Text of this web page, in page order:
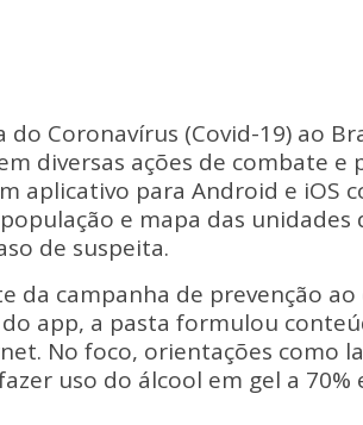
Coronavírus (Covid-19) ao
diversas ações de combate e
aplicativo para Android e iOS
e mapa das unidades
de suspeita.
da campanha de prevenção
app, a pasta formulou
No foco, orientações como
uso do álcool em gel a